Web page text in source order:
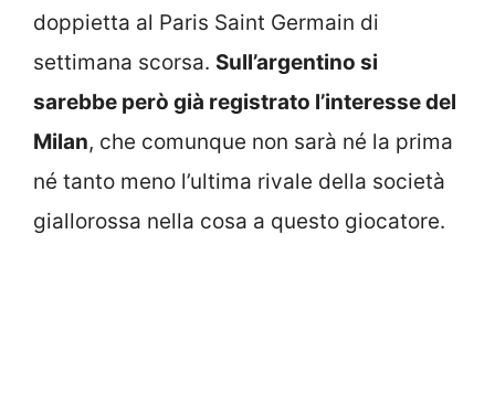
doppietta al Paris Saint Germain di
settimana scorsa. Sull’argentino si
sarebbe però già registrato l’interesse del
Milan, che comunque non sarà né la prima
né tanto meno l’ultima rivale della società
giallorossa nella cosa a questo giocatore.